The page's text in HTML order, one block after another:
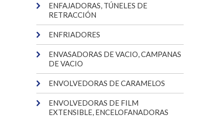
ENFAJADORAS, TÚNELES DE
RETRACCIÓN
ENFRIADORES
ENVASADORAS DE VACIO, CAMPANAS
DE VACIO
ENVOLVEDORAS DE CARAMELOS
ENVOLVEDORAS DE FILM
EXTENSIBLE, ENCELOFANADORAS